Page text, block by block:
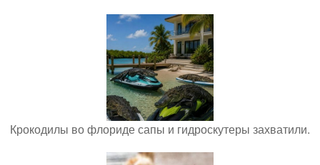
Крокодилы во флориде сапы и гидроскутеры захватили.